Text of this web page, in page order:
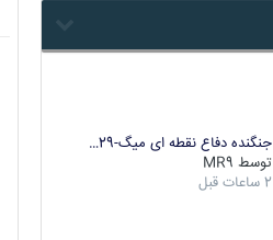
جنگنده دفاع نقطه ای میگ-29…
توسط MR9
2 ساعات قبل